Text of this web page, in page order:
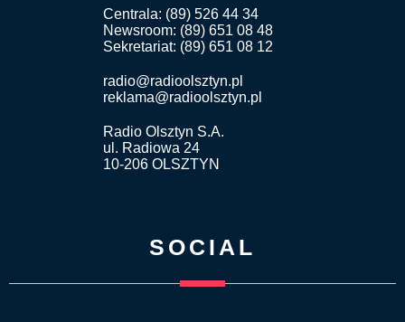
Centrala: (89) 526 44 34
Newsroom: (89) 651 08 48
Sekretariat: (89) 651 08 12
radio@radioolsztyn.pl
reklama@radioolsztyn.pl
Radio Olsztyn S.A.
ul. Radiowa 24
10-206 OLSZTYN
SOCIAL